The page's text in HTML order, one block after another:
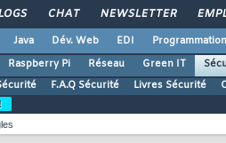
CHAT NEWSLETTER
Java Dév. Web EDI Programmation
Raspberry Pi Réseau Green IT
F.A.Q Sécurité Livres Sécurité